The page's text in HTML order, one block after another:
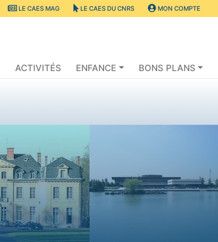
LE CAES MAG LE CAES DU CNRS MON COMPTE
ACTIVITÉS ENFANCE BONS PLANS